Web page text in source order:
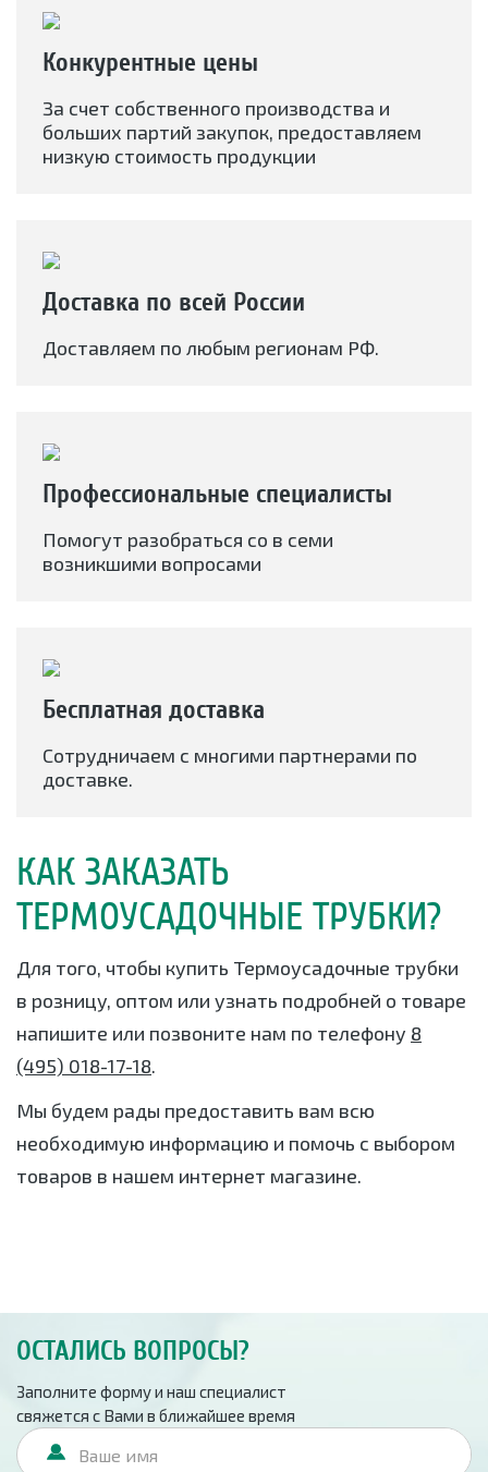
Конкурентные цены
За счет собственного производства и
больших партий закупок, предоставляем
низкую стоимость продукции
Доставка по всей России
Доставляем по любым регионам РФ.
Профессиональные специалисты
Помогут разобраться со в семи
возникшими вопросами
Бесплатная доставка
Сотрудничаем с многими партнерами по
доставке.
КАК ЗАКАЗАТЬ
ТЕРМОУСАДОЧНЫЕ ТРУБКИ?
Для того, чтобы купить Термоусадочные трубки
в розницу, оптом или узнать подробней о товаре
напишите или позвоните нам по телефону 8
(495) 018-17-18.
Мы будем рады предоставить вам всю
необходимую информацию и помочь с выбором
товаров в нашем интернет магазине.
ОСТАЛИСЬ ВОПРОСЫ?
Заполните форму и наш специалист
свяжется с Вами в ближайшее время